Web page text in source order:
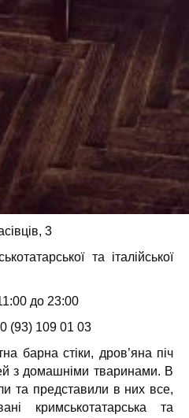
3
та італійської
до 23:00
(93) 109 01 03
барна стіки, дров’яна піч
з домашніми тваринами. В
та представили в них все,
кримськотатарська та